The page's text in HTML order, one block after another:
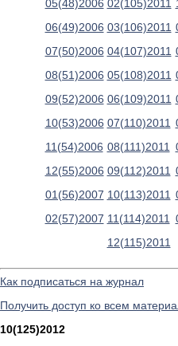
05(48)2006
06(49)2006
07(50)2006
08(51)2006
09(52)2006
10(53)2006
11(54)2006
12(55)2006
01(56)2007
02(57)2007
02(105)2011
03(106)2011
04(107)2011
05(108)2011
06(109)2011
07(110)2011
08(111)2011
09(112)2011
10(113)2011
11(114)2011
12(115)2011
Как подписаться на журнал
Получить доступ ко всем
10(125)2012